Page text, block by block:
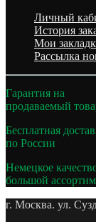
Личный
История
Мои
Рассылка
Гарантия на
продаваемый
Бесплатная
по России
Немецкое
большой
г. Москва. ул.